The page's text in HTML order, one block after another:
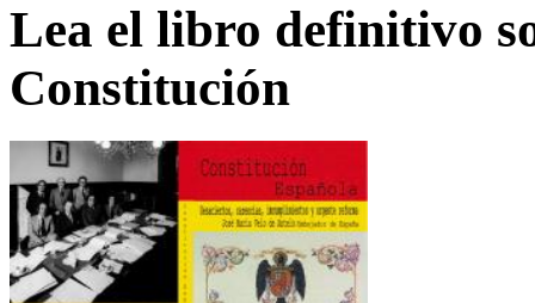
Lea el libro definitivo
Constitución